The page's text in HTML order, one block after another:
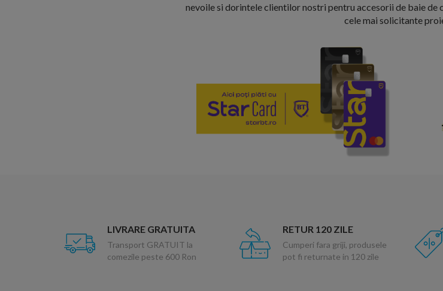
nevoile si dorintele clientilor nostri pentru accesorii de baie de
cele mai solicitante
LIVRARE GRATUITA
Transport GRATUIT la
comezile peste 600 Ron
RETUR 120 ZILE
Cumperi fara griji, produsele
pot fi returnate in 120 zile